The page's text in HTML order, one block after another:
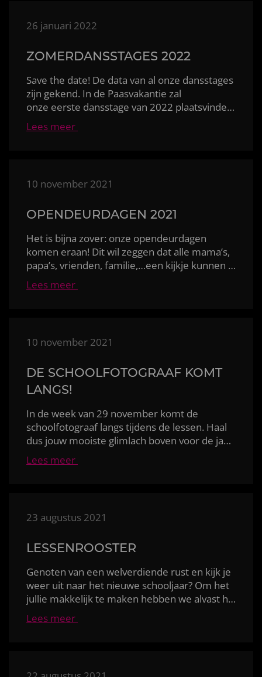
26 januari 2022
ZOMERDANSSTAGES 2022
Save the date! De data van al onze dansstages
zijn gekend. In de Paasvakantie zal
onze eerste dansstage van 2022 plaatsvinden,
Lees meer
10 november 2021
OPENDEURDAGEN 2021
Het is bijna zover: onze opendeurdagen
komen eraan! Dit wil zeggen dat alle mama’s,
papa’s, vrienden, familie,…een kijkje kunnen
Lees meer
10 november 2021
DE SCHOOLFOTOGRAAF KOMT
LANGS!
In de week van 29 november komt de
schoolfotograaf langs tijdens de lessen. Haal
dus jouw mooiste glimlach boven voor de
Lees meer
23 augustus 2021
LESSENROOSTER
Genoten van een welverdiende rust en kijk je
weer uit naar het nieuwe schooljaar? Om het
jullie makkelijk te maken hebben we alvast het
Lees meer